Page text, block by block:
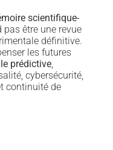
scientifique-
pas être une revue
définitive.
les futures
prédictive
cybersécurité,
continuité de